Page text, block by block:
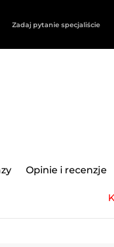
Zadaj pytanie specjaliście
Opinie i recenzje